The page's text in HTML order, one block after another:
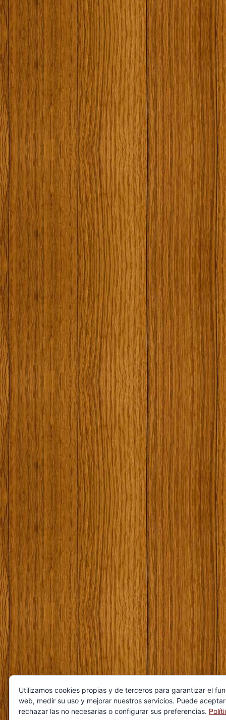
Utilizamos cookies propias y de terceros para garantizar el
web, medir su uso y mejorar nuestros servicios. Puede
rechazar las no necesarias o configurar sus preferencias.